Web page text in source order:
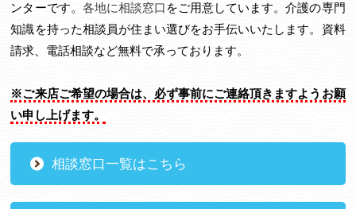
ンターです。 各地に相談窓口 をご用意しています。介護の専門
知識を持った相談員が住まい選びをお手伝いいたします。資料
請求、電話相談など無料で承っております。
※ご来店ご希望の場合は、必ず事前にご連絡頂きますようお願
い申し上げます。
相談窓口一覧はこちら